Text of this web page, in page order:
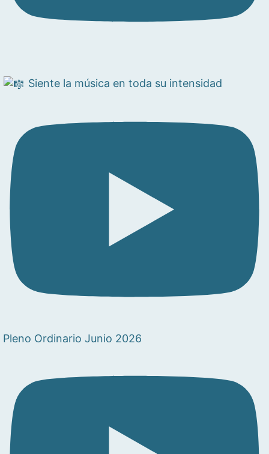
Siente la música en toda su intensidad
Pleno Ordinario Junio 2026